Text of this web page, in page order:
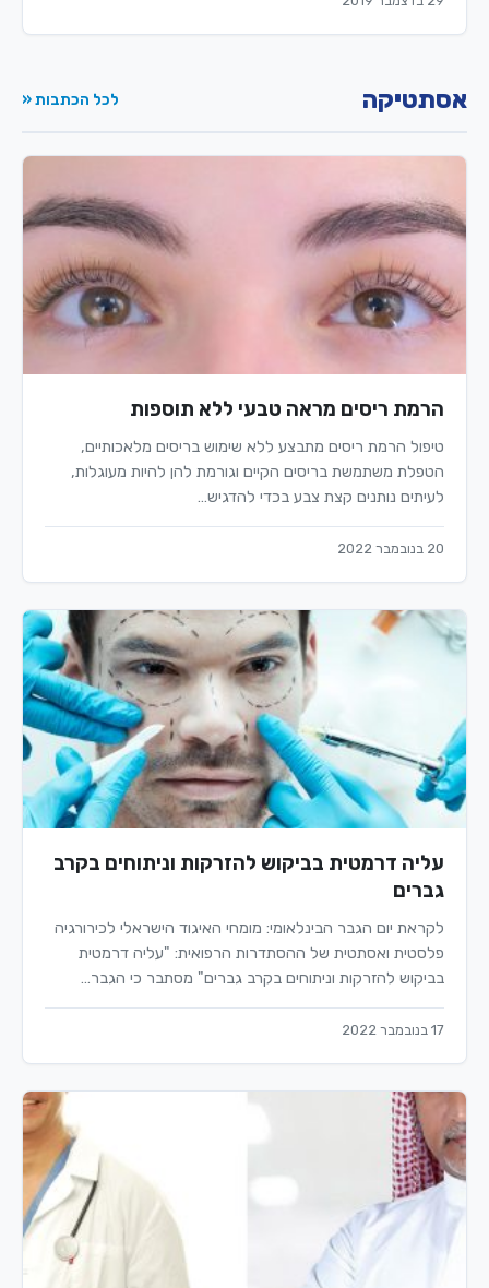
אסתטיקה לכל הכתבות «
הרמת ריסים מראה טבעי ללא תוספות
טיפול הרמת ריסים מתבצע ללא שימוש בריסים מלאכותיים,
הטפלת משתמשת בריסים הקיים וגורמת להן להיות מעוגלות,
לעיתים נותנים קצת צבע בכדי להדגיש…
20 בנובמבר 2022
עליה דרמטית בביקוש להזרקות וניתוחים בקרב
גברים
לקראת יום הגבר הבינלאומי: מומחי האיגוד הישראלי לכירורגיה
פלסטית ואסתטית של ההסתדרות הרפואית: "עליה דרמטית
בביקוש להזרקות וניתוחים בקרב גברים" מסתבר כי הגבר…
17 בנובמבר 2022